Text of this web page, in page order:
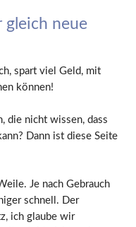
gleich neue
spart viel Geld, mit
können!
die nicht wissen, dass
Dann ist diese Seite
Je nach Gebrauch
schnell. Der
ich glaube wir